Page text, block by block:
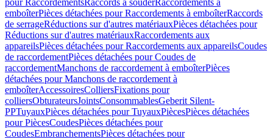
pour RaccordementsRaccords à souderRaccordements à
emboîterPièces détachées pour Raccordements à emboîterRaccords
de serrageRéductions sur d'autres matériauxPièces détachées pour
Réductions sur d'autres matériauxRaccordements aux
appareilsPièces détachées pour Raccordements aux appareilsCoudes
de raccordementPièces détachées pour Coudes de
raccordementManchons de raccordement à emboîterPièces
détachées pour Manchons de raccordement à
emboîterAccessoiresColliersFixations pour
colliersObturateursJointsConsommablesGeberit Silent-
PPTuyauxPièces détachées pour TuyauxPiècesPièces détachées
pour PiècesCoudesPièces détachées pour
CoudesEmbranchementsPièces détachées pour